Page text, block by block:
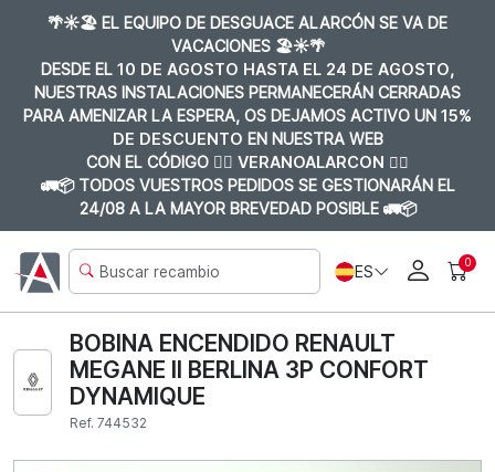
🌴☀️🏖️ EL EQUIPO DE DESGUACE ALARCÓN SE VA DE
VACACIONES 🏖️☀️🌴
DESDE EL 10 DE AGOSTO HASTA EL 24 DE AGOSTO,
NUESTRAS INSTALACIONES PERMANECERÁN CERRADAS
PARA AMENIZAR LA ESPERA, OS DEJAMOS ACTIVO UN 15%
DE DESCUENTO EN NUESTRA WEB
CON EL CÓDIGO 👉🏼 VERANOALARCON 👈🏼
🚛📦 TODOS VUESTROS PEDIDOS SE GESTIONARÁN EL
24/08 A LA MAYOR BREVEDAD POSIBLE 🚛📦
ES 0
BOBINA ENCENDIDO RENAULT
MEGANE II BERLINA 3P CONFORT
DYNAMIQUE
Ref. 744532